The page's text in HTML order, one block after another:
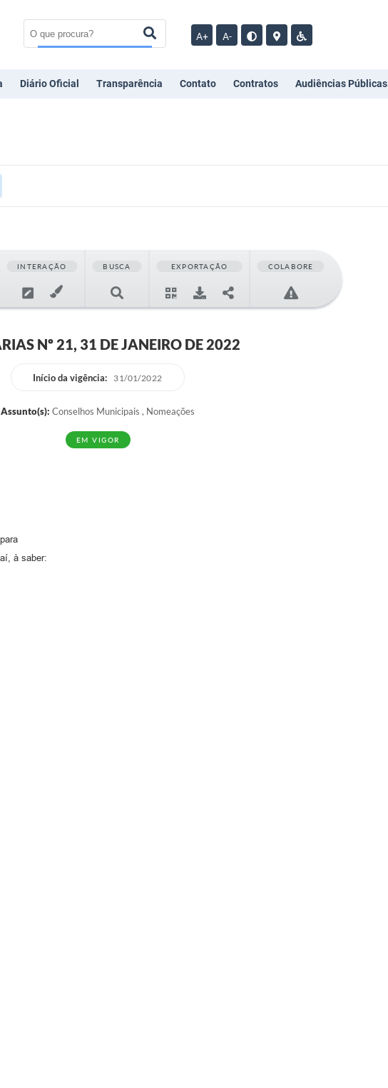
A+ A-
Diário Oficial Transparência Contato Contratos Audiências Públicas
INTERAÇÃO BUSCA EXPORTAÇÃO COLABORE
Nº 21, 31 DE JANEIRO DE 2022
Início da vigência: 31/01/2022
Assunto(s): Conselhos Municipais , Nomeações
EM VIGOR
à saber: